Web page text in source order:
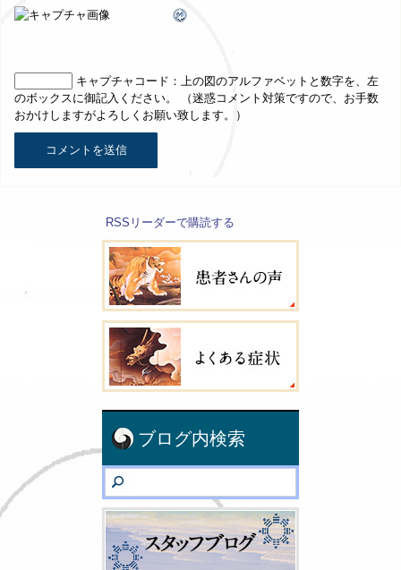
キャプチャコード ：上の図のアルファベットと数字を、左
のボックスに御記入ください。 （迷惑コメント対策ですので、お手数
おかけしますがよろしくお願い致します。）
RSSリーダーで購読する
ブログ内検索